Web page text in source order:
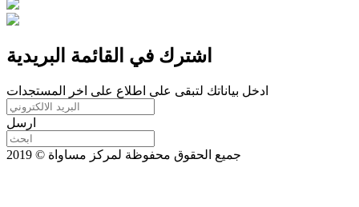
اشترك في القائمة البريدية
ادخل بياناتك لتبقى على اطلاع على اخر المستجدات
ارسل
جميع الحقوق محفوظة لمركز مساواة © 2019